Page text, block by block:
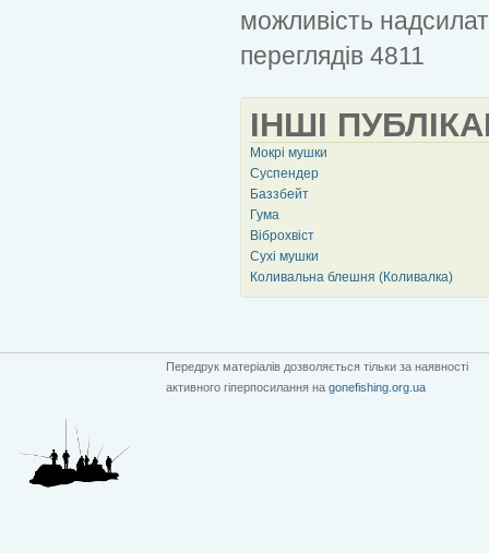
можливість
переглядів 4811
ІНШІ
Мокрі мушки
Суспендер
Баззбейт
Гума
Віброхвіст
Сухі мушки
Коливальна блешня (Коливалка)
Передрук матеріалів дозволяється тільки за наявності
активного гіперпосилання на gonefishing.org.ua